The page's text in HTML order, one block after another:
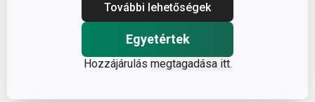
További lehetőségek
Egyetértek
Hozzájárulás megtagadása itt.
A TERMÉK HOSSZA (CM)
Egyéb paraméterek